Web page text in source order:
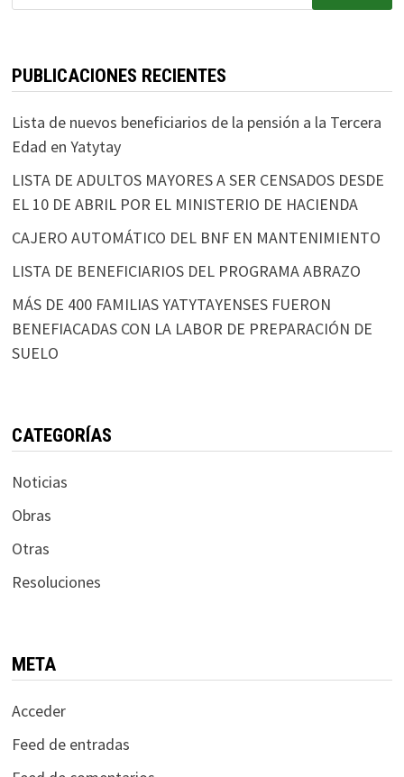
PUBLICACIONES RECIENTES
Lista de nuevos beneficiarios de la pensión a la Tercera
Edad en Yatytay
LISTA DE ADULTOS MAYORES A SER CENSADOS DESDE
EL 10 DE ABRIL POR EL MINISTERIO DE HACIENDA
CAJERO AUTOMÁTICO DEL BNF EN MANTENIMIENTO
LISTA DE BENEFICIARIOS DEL PROGRAMA ABRAZO
MÁS DE 400 FAMILIAS YATYTAYENSES FUERON
BENEFIACADAS CON LA LABOR DE PREPARACIÓN DE
SUELO
CATEGORÍAS
Noticias
Obras
Otras
Resoluciones
META
Acceder
Feed de entradas